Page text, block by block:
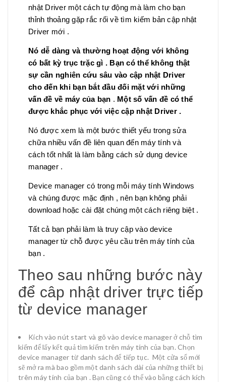
nhật Driver một cách tự động mà làm cho bạn
thỉnh thoảng gặp rắc rối về tìm kiếm bản cập nhật
Driver mới .
Nó dễ dàng và thường hoạt động với không
có bất kỳ trục trặc gì . Bạn có thể không thật
sự cần nghiên cứu sâu vào cập nhật Driver
cho đến khi bạn bắt đầu đối mặt với những
vấn đề về máy của bạn . Một số vấn đề có thể
được khắc phục với việc cập nhật Driver .
Nó được xem là một bước thiết yếu trong sửa
chữa nhiều vấn đề liên quan đến máy tính và
cách tốt nhất là làm bằng cách sử dụng device
manager .
Device manager có trong mỗi máy tính Windows
và chúng được mặc định , nên bạn không phải
download hoặc cài đặt chúng một cách riêng biệt .
Tất cả bạn phải làm là truy cập vào device
manager từ chỗ được yêu cầu trên máy tính của
bạn .
Theo sau những bước này
để câp nhật driver trực tiếp
từ device manager
Kích vào nút start và gõ vào device manager ở chỗ tìm
kiếm để lấy kết quả tìm kiếm trên máy tính của bạn. Chọn
device manager từ danh sách để tiếp tục. Một cửa sổ mới
sẽ mở ra mà bao gồm một danh sách dài của những thiết bị
trên máy tính của bạn . Bạn cũng có thể vào bằng cách kích